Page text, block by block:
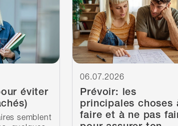
éviter
semblent
Prévoir: les
principales choses
faire et à ne pas
06.07.2026